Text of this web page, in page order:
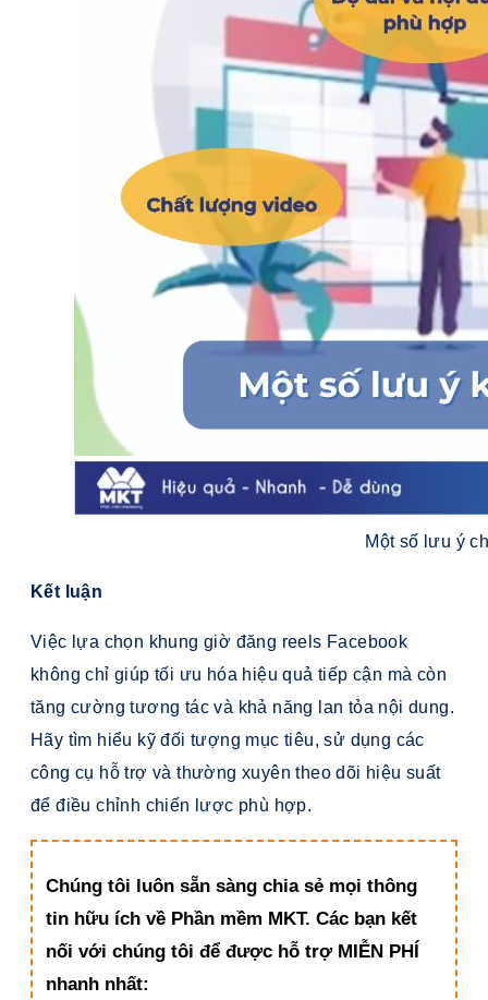
Một số lưu ý
Kết luận
Việc lựa chọn khung giờ đăng reels Facebook
không chỉ giúp tối ưu hóa hiệu quả tiếp cận mà còn
tăng cường tương tác và khả năng lan tỏa nội dung.
Hãy tìm hiểu kỹ đối tượng mục tiêu, sử dụng các
công cụ hỗ trợ và thường xuyên theo dõi hiệu suất
để điều chỉnh chiến lược phù hợp.
Chúng tôi luôn sẵn sàng chia sẻ mọi thông
tin hữu ích về Phần mềm MKT. Các bạn kết
nối với chúng tôi để được hỗ trợ MIỄN PHÍ
nhanh nhất: